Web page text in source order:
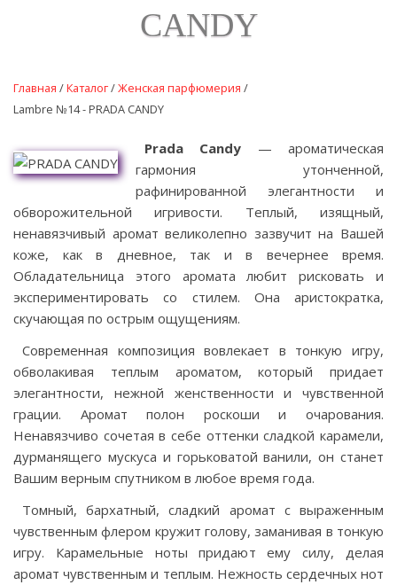
CANDY
Главная /Каталог/Женская парфюмерия /
Lambre №14 - PRADA CANDY
Prada Candy — ароматическая
гармония утонченной,
рафинированной элегантности и
обворожительной игривости. Теплый, изящный,
ненавязчивый аромат великолепно зазвучит на Вашей
коже, как в дневное, так и в вечернее время.
Обладательница этого аромата любит рисковать и
экспериментировать со стилем. Она аристократка,
скучающая по острым ощущениям.
Современная композиция вовлекает в тонкую игру,
обволакивая теплым ароматом, который придает
элегантности, нежной женственности и чувственной
грации. Аромат полон роскоши и очарования.
Ненавязчиво сочетая в себе оттенки сладкой карамели,
дурманящего мускуса и горьковатой ванили, он станет
Вашим верным спутником в любое время года.
Томный, бархатный, сладкий аромат с выраженным
чувственным флером кружит голову, заманивая в тонкую
игру. Карамельные ноты придают ему силу, делая
аромат чувственным и теплым. Нежность сердечных нот